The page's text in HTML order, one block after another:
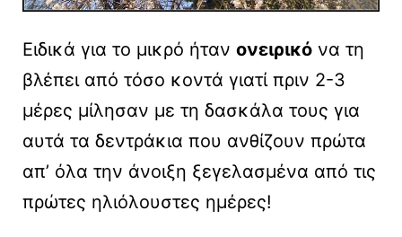
Ειδικά για το μικρό ήταν ονειρικό να τη
βλέπει από τόσο κοντά γιατί πριν 2-3
μέρες μίλησαν με τη δασκάλα τους για
αυτά τα δεντράκια που ανθίζουν πρώτα
απ’ όλα την άνοιξη ξεγελασμένα από τις
πρώτες ηλιόλουστες ημέρες!